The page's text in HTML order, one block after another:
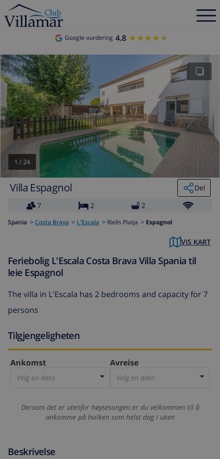
Google-vurdering 4.8 ★★★★★
★★★★★
1 /24
Villa Espagnol
Del
7
2 2
Spania > Costa Brava > L'Escala > Riells Platja > Espagnol
VIS KART
Feriebolig L'Escala Costa Brava Villa Spania til
leie Espagnol
The villa in L'Escala has 2 bedrooms and capacity for 7
persons
Tilgjengeligheten
Ankomst
Velg en dato
Avreise
Velg en dato
Dersom det er utenfor høysesongen er du velkommen til å
ankomme på hvilken som helst dag i uken
Beskrivelse